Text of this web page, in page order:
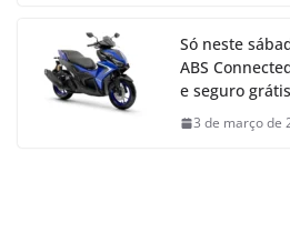
Só neste
ABS
e seguro grátis
3 de março de